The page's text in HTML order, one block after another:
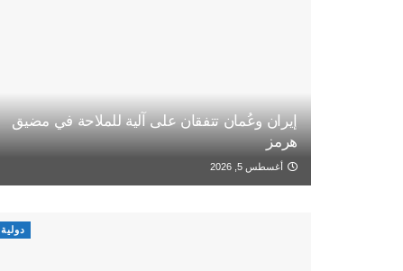
إيران وعُمان تتفقان على آلية للملاحة في مضيق
هرمز
أغسطس 5, 2026
دولية